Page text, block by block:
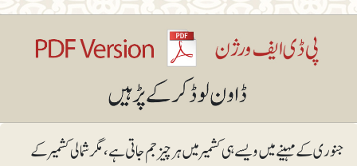
جنوری کے مہینے میں ویسے ہی کشمیر میں ہر چیز جم جاتی ہے، مگر شمالی کشمیر کے